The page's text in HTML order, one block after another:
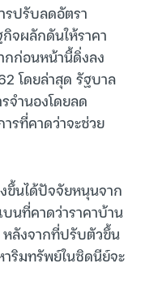
รปรับลดอัตรา
จผลักดันให้ราคา
กก่อนหน้านี้ดิ่งลง
โดยล่าสุด รัฐบาล
จำนองโดยลด
รที่คาดว่าจะช่วย
ขึ้นได้ปัจจัยหนุนจาก
บนที่คาดว่าราคาบ้าน
หลังจากที่ปรับตัวขึ้น
าริมทรัพย์ในซิดนีย์จะ